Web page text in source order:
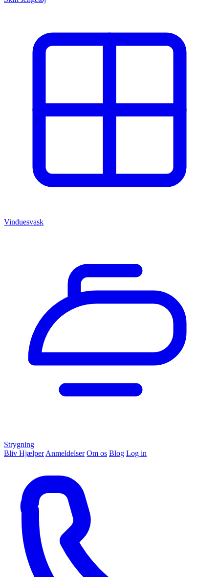
Vinduesvask
Strygning
Bliv Hjælper Anmeldelser Om os Blog Log in